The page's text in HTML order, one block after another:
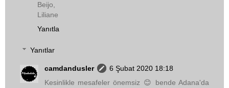
Beijo,
Liliane
Yanıtla
Yanıtlar
camdandusler
6 Şubat 2020 18:18
Kesinlikle mesafeler önemsiz 😊 bende Adana'da